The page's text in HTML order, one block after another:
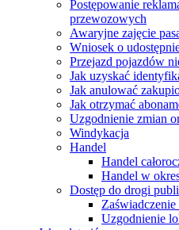
Postępowanie
przewozowych
Awaryjne zajęcie
Wniosek o
Przejazd pojazdów
Jak uzyskać
Jak anulować
Jak otrzymać
Uzgodnienie zmian
Windykacja
Handel
Handel
Handel w
Dostęp do drogi
Uzgodnienie